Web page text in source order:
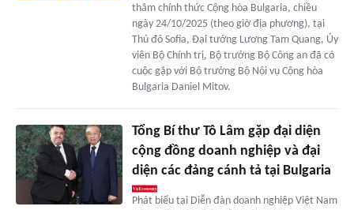
thăm chính thức Cộng hòa Bulgaria, chiều
ngày 24/10/2025 (theo giờ địa phương), tại
Thủ đô Sofia, Đại tướng Lương Tam Quang, Ủy
viên Bộ Chính trị, Bộ trưởng Bộ Công an đã có
cuộc gặp với Bộ trưởng Bộ Nội vụ Cộng hòa
Bulgaria Daniel Mitov.
Tổng Bí thư Tô Lâm gặp đại diện
cộng đồng doanh nghiệp và đại
diện các đảng cánh tả tại Bulgaria
Phát biểu tại Diễn đàn doanh nghiệp Việt Nam